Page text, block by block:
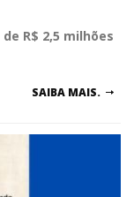
R$ 2,5 milhões
SAIBA MAIS.